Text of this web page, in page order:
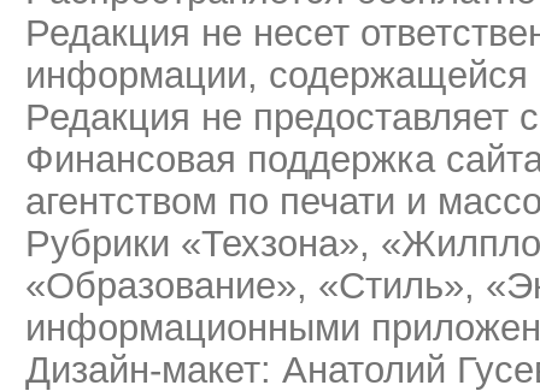
Редакция не несет
информации, содержащейся
Редакция не предоставляет
Финансовая поддержка
агентством по печати и
Рубрики «Техзона»,
«Образование», «Стиль»,
информационными
Дизайн-макет: Анатолий